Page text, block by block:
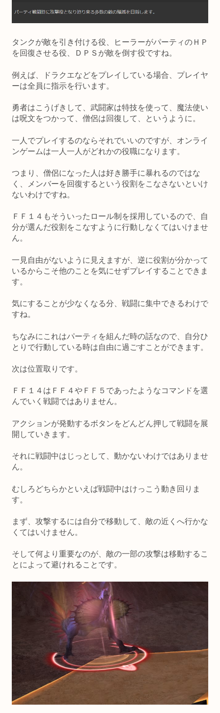
タンクが敵を引き付ける役、ヒーラーがパーティのＨＰ
を回復させる役、ＤＰＳが敵を倒す役ですね。
例えば、ドラクエなどをプレイしている場合、プレイヤ
ーは全員に指示を行います。
勇者はこうげきして、武闘家は特技を使って、魔法使い
は呪文をつかって、僧侶は回復して、というように。
一人でプレイするのならそれでいいのですが、オンライ
ンゲームは一人一人がどれかの役職になります。
つまり、僧侶になった人は好き勝手に暴れるのではな
く、メンバーを回復するという役割をこなさないといけ
ないわけですね。
ＦＦ１４もそういったロール制を採用しているので、自
分が選んだ役割をこなすように行動しなくてはいけませ
ん。
一見自由がないように見えますが、逆に役割が分かって
いるからこそ他のことを気にせずプレイすることできま
す。
気にすることが少なくなる分、戦闘に集中できるわけで
すね。
ちなみにこれはパーティを組んだ時の話なので、自分ひ
とりで行動している時は自由に過ごすことができます。
次は位置取りです。
ＦＦ１４はＦＦ４やＦＦ５であったようなコマンドを選
んでいく戦闘ではありません。
アクションが発動するボタンをどんどん押して戦闘を展
開していきます。
それに戦闘中はじっとして、動かないわけではありませ
ん。
むしろどちらかといえば戦闘中はけっこう動き回りま
す。
まず、攻撃するには自分で移動して、敵の近くへ行かな
くてはいけません。
そして何より重要なのが、敵の一部の攻撃は移動するこ
とによって避けれることです。